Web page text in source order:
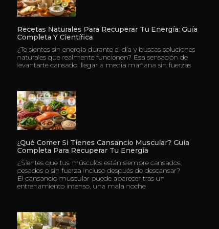
Recetas Naturales Para Recuperar Tu Energía: Guía
Completa Y Científica
¿Te sientes sin energía durante el día y buscas soluciones
naturales que realmente funcionen? Esa sensación de
levantarte cansado, llegar a media mañana sin fuerzas
¿Qué Comer Si Tienes Cansancio Muscular? Guía
Completa Para Recuperar Tu Energía
¿Sientes que tus músculos están siempre cansados,
pesados o sin fuerza incluso después de descansar?
El cansancio muscular puede aparecer tras un
entrenamiento intenso, una mala noche